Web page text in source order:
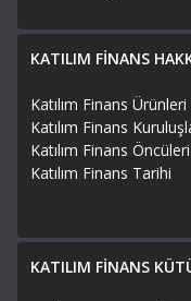
KATILIM FİNANS
Katılım Finans Ürünleri
Katılım Finans
Katılım Finans Öncüleri
Katılım Finans Tarihi
KATILIM FİNANS